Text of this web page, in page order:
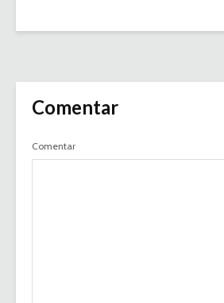
Comentar
Comentar